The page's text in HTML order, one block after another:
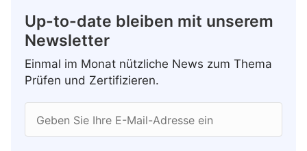
Up-to-date bleiben mit unserem
Newsletter
Einmal im Monat nützliche News zum Thema
Prüfen und Zertifizieren.
Geben Sie Ihre E-Mail-Adresse ein